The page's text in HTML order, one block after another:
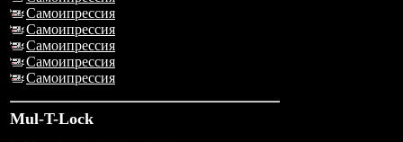
Самоипрессия
Самоипрессия
Самоипрессия
Самоипрессия
Самоипрессия
Mul-T-Lock